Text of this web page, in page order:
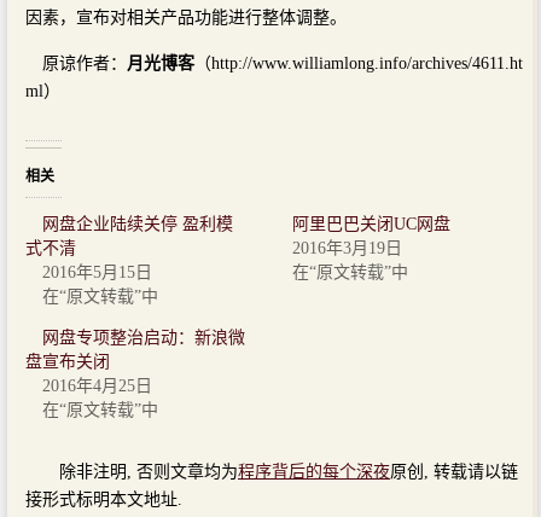
因素，宣布对相关产品功能进行整体调整。
原谅作者： 月光博客（http://www.williamlong.info/archives/4611.ht
ml）
相关
网盘企业陆续关停 盈利模
式不清
2016年5月15日
在“原文转载”中
阿里巴巴关闭UC网盘
2016年3月19日
在“原文转载”中
网盘专项整治启动：新浪微
盘宣布关闭
2016年4月25日
在“原文转载”中
除非注明, 否则文章均为程序背后的每个深夜原创, 转载请以链
接形式标明本文地址.